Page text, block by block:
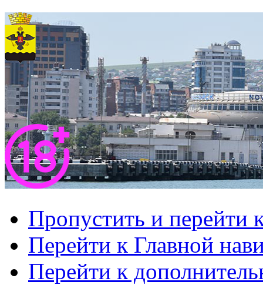
Пропустить и перейти
Перейти к Главной
Перейти к